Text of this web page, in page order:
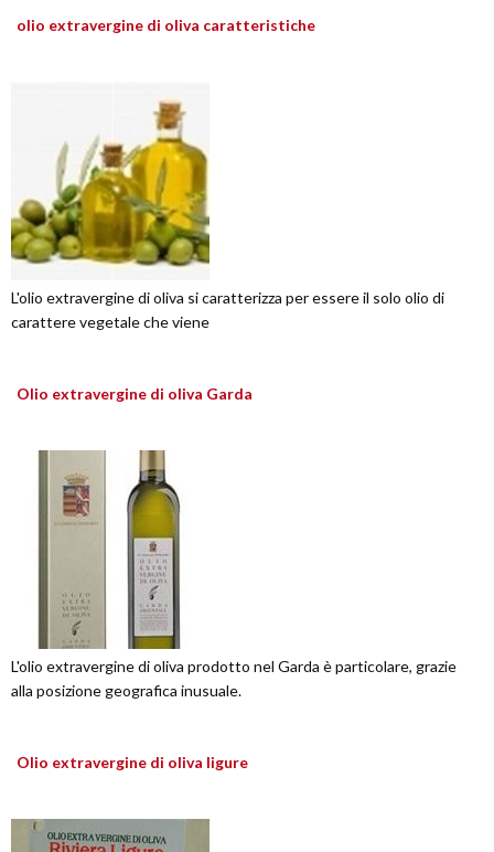
olio extravergine di oliva caratteristiche
L'olio extravergine di oliva si caratterizza per essere il solo olio di
carattere vegetale che viene
Olio extravergine di oliva Garda
L'olio extravergine di oliva prodotto nel Garda è particolare, grazie
alla posizione geografica inusuale.
Olio extravergine di oliva ligure